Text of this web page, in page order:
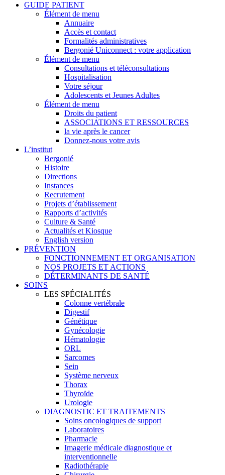
GUIDE PATIENT
Élément de menu
Annuaire
Accès et contact
Formalités administratives
Bergonié Uniconnect : votre application
Élément de menu
Consultations et téléconsultations
Hospitalisation
Votre séjour
Adolescents et Jeunes Adultes
Élément de menu
Droits du patient
ASSOCIATIONS ET RESSOURCES
la vie après le cancer
Donnez-nous votre avis
L’institut
Bergonié
Histoire
Directions
Instances
Recrutement
Projets d’établissement
Rapports d’activités
Culture & Santé
Actualités et Kiosque
English version
PRÉVENTION
FONCTIONNEMENT ET ORGANISATION
NOS PROJETS ET ACTIONS
DÉTERMINANTS DE SANTÉ
SOINS
LES SPÉCIALITÉS
Colonne vertébrale
Digestif
Génétique
Gynécologie
Hématologie
ORL
Sarcomes
Sein
Système nerveux
Thorax
Thyroïde
Urologie
DIAGNOSTIC ET TRAITEMENTS
Soins oncologiques de support
Laboratoires
Pharmacie
Imagerie médicale diagnostique et
interventionnelle
Radiothérapie